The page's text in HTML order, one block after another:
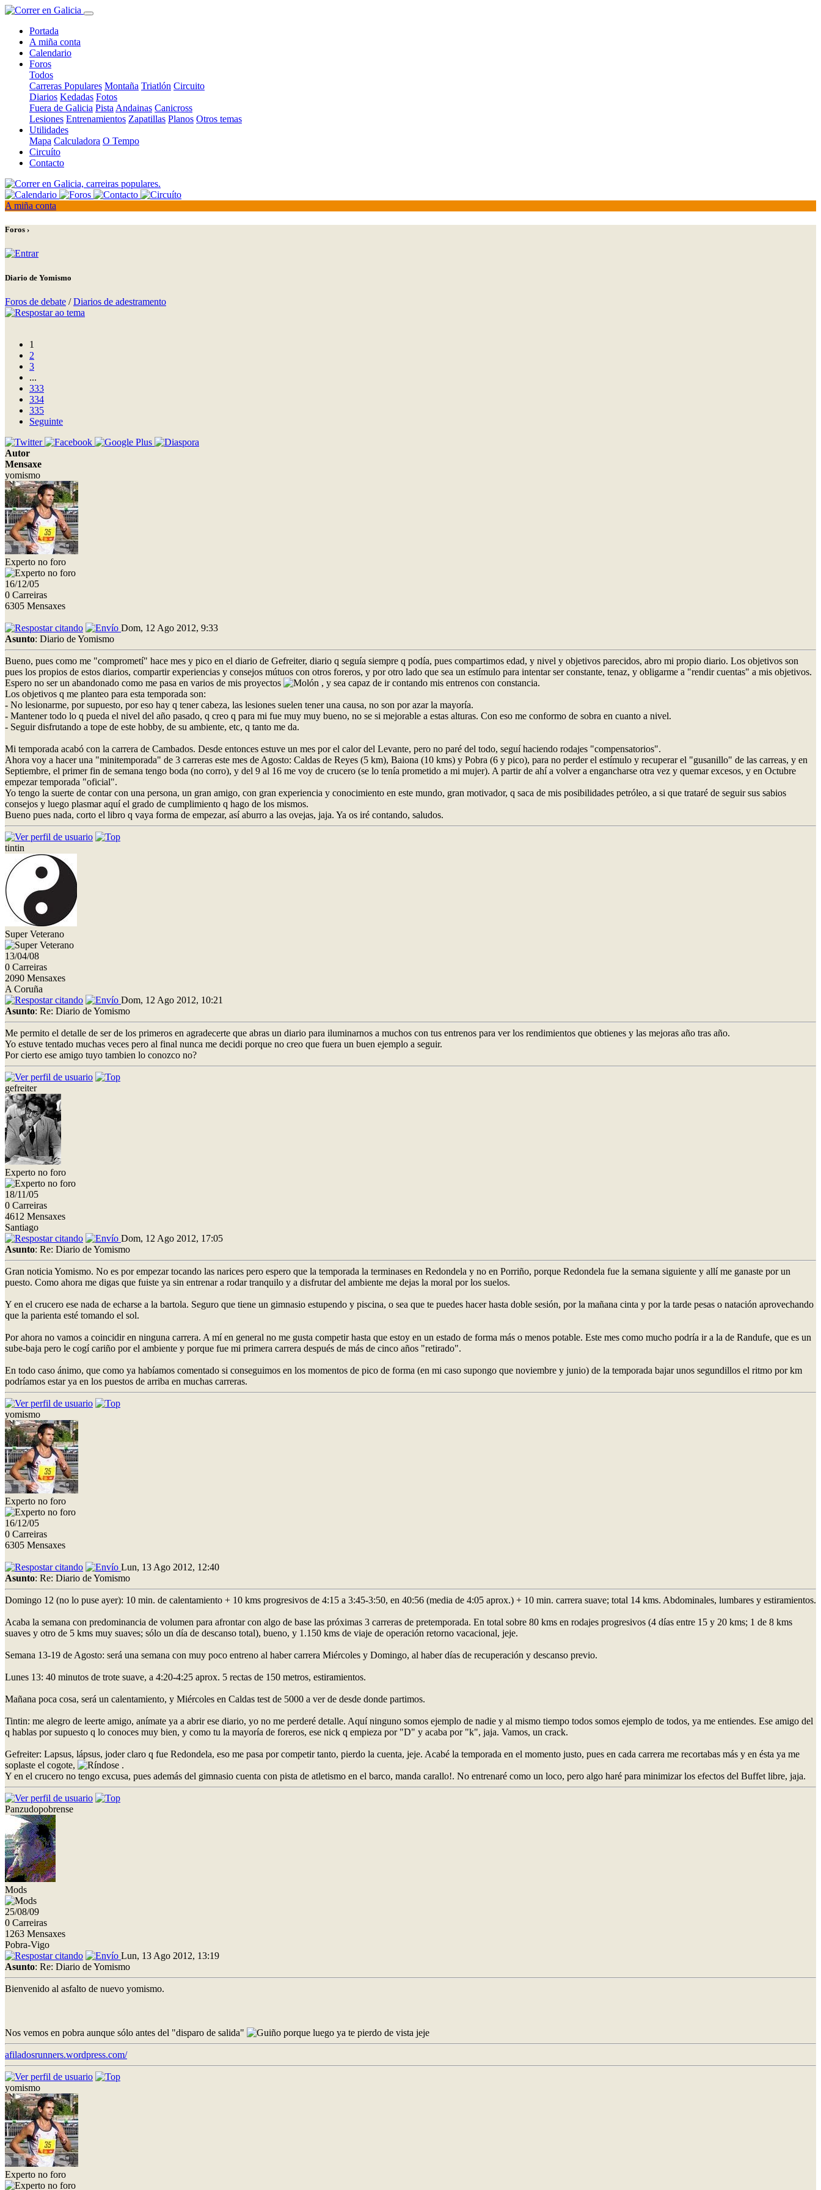
Portada
A miña conta
Calendario
Foros
Todos
Carreras Populares Montaña Triatlón Circuito
Diarios Kedadas Fotos
Fuera de Galicia Pista Andainas Canicross
Lesiones Entrenamientos Zapatillas Planos Otros temas
Utilidades
Mapa Calculadora O Tempo
Circuíto
Contacto
A miña conta
Foros ›
Diario de Yomismo
Foros de debate /Diarios de adestramento
1
2
3
...
333
334
335
Seguinte
Autor
Mensaxe
yomismo
Experto no foro
16/12/05
0 Carreiras
6305 Mensaxes
Dom, 12 Ago 2012, 9:33
Asunto: Diario de Yomismo
Bueno, pues como me "comprometí" hace mes y pico en el diario de Gefreiter, diario q seguía siempre q podía, pues compartimos edad, y nivel y objetivos parecidos, abro mi propio diario. Los objetivos son
pues los propios de estos diarios, compartir experiencias y consejos mútuos con otros foreros, y por otro lado que sea un estímulo para intentar ser constante, tenaz, y obligarme a "rendir cuentas" a mis objetivos.
Espero no ser un abandonado como me pasa en varios de mis proyectos
, y sea capaz de ir contando mis entrenos con constancia.
Los objetivos q me planteo para esta temporada son:
- No lesionarme, por supuesto, por eso hay q tener cabeza, las lesiones suelen tener una causa, no son por azar la mayoría.
- Mantener todo lo q pueda el nivel del año pasado, q creo q para mi fue muy muy bueno, no se si mejorable a estas alturas. Con eso me conformo de sobra en cuanto a nivel.
- Seguir disfrutando a tope de este hobby, de su ambiente, etc, q tanto me da.
Mi temporada acabó con la carrera de Cambados. Desde entonces estuve un mes por el calor del Levante, pero no paré del todo, seguí haciendo rodajes "compensatorios".
Ahora voy a hacer una "minitemporada" de 3 carreras este mes de Agosto: Caldas de Reyes (5 km), Baiona (10 kms) y Pobra (6 y pico), para no perder el estímulo y recuperar el "gusanillo" de las carreas, y en
Septiembre, el primer fin de semana tengo boda (no corro), y del 9 al 16 me voy de crucero (se lo tenía prometido a mi mujer). A partir de ahí a volver a engancharse otra vez y quemar excesos, y en Octubre
empezar temporada "oficial".
Yo tengo la suerte de contar con una persona, un gran amigo, con gran experiencia y conocimiento en este mundo, gran motivador, q saca de mis posibilidades petróleo, a si que trataré de seguir sus sabios
consejos y luego plasmar aquí el grado de cumplimiento q hago de los mismos.
Bueno pues nada, corto el libro q vaya forma de empezar, así aburro a las ovejas, jaja. Ya os iré contando, saludos.
tintin
Super Veterano
13/04/08
0 Carreiras
2090 Mensaxes
A Coruña
Dom, 12 Ago 2012, 10:21
Asunto: Re: Diario de Yomismo
Me permito el detalle de ser de los primeros en agradecerte que abras un diario para iluminarnos a muchos con tus entrenos para ver los rendimientos que obtienes y las mejoras año tras año.
Yo estuve tentado muchas veces pero al final nunca me decidi porque no creo que fuera un buen ejemplo a seguir.
Por cierto ese amigo tuyo tambien lo conozco no?
gefreiter
Experto no foro
18/11/05
0 Carreiras
4612 Mensaxes
Santiago
Dom, 12 Ago 2012, 17:05
Asunto: Re: Diario de Yomismo
Gran noticia Yomismo. No es por empezar tocando las narices pero espero que la temporada la terminases en Redondela y no en Porriño, porque Redondela fue la semana siguiente y allí me ganaste por un
puesto. Como ahora me digas que fuiste ya sin entrenar a rodar tranquilo y a disfrutar del ambiente me dejas la moral por los suelos.
Y en el crucero ese nada de echarse a la bartola. Seguro que tiene un gimnasio estupendo y piscina, o sea que te puedes hacer hasta doble sesión, por la mañana cinta y por la tarde pesas o natación aprovechando
que la parienta esté tomando el sol.
Por ahora no vamos a coincidir en ninguna carrera. A mí en general no me gusta competir hasta que estoy en un estado de forma más o menos potable. Este mes como mucho podría ir a la de Randufe, que es un
sube-baja pero le cogí cariño por el ambiente y porque fue mi primera carrera después de más de cinco años "retirado".
En todo caso ánimo, que como ya habíamos comentado si conseguimos en los momentos de pico de forma (en mi caso supongo que noviembre y junio) de la temporada bajar unos segundillos el ritmo por km
podríamos estar ya en los puestos de arriba en muchas carreras.
yomismo
Experto no foro
16/12/05
0 Carreiras
6305 Mensaxes
Lun, 13 Ago 2012, 12:40
Asunto: Re: Diario de Yomismo
Domingo 12 (no lo puse ayer): 10 min. de calentamiento + 10 kms progresivos de 4:15 a 3:45-3:50, en 40:56 (media de 4:05 aprox.) + 10 min. carrera suave; total 14 kms. Abdominales, lumbares y estiramientos.
Acaba la semana con predominancia de volumen para afrontar con algo de base las próximas 3 carreras de pretemporada. En total sobre 80 kms en rodajes progresivos (4 días entre 15 y 20 kms; 1 de 8 kms
suaves y otro de 5 kms muy suaves; sólo un día de descanso total), bueno, y 1.150 kms de viaje de operación retorno vacacional, jeje.
Semana 13-19 de Agosto: será una semana con muy poco entreno al haber carrera Miércoles y Domingo, al haber días de recuperación y descanso previo.
Lunes 13: 40 minutos de trote suave, a 4:20-4:25 aprox. 5 rectas de 150 metros, estiramientos.
Mañana poca cosa, será un calentamiento, y Miércoles en Caldas test de 5000 a ver de desde donde partimos.
Tintin: me alegro de leerte amigo, anímate ya a abrir ese diario, yo no me perderé detalle. Aquí ninguno somos ejemplo de nadie y al mismo tiempo todos somos ejemplo de todos, ya me entiendes. Ese amigo del
q hablas por supuesto q lo conoces muy bien, y como tu la mayoría de foreros, ese nick q empieza por "D" y acaba por "k", jaja. Vamos, un crack.
Gefreiter: Lapsus, lápsus, joder claro q fue Redondela, eso me pasa por competir tanto, pierdo la cuenta, jeje. Acabé la temporada en el momento justo, pues en cada carrera me recortabas más y en ésta ya me
soplaste el cogote,
.
Y en el crucero no tengo excusa, pues además del gimnasio cuenta con pista de atletismo en el barco, manda carallo!. No entrenaré como un loco, pero algo haré para minimizar los efectos del Buffet libre, jaja.
Panzudopobrense
Mods
25/08/09
0 Carreiras
1263 Mensaxes
Pobra-Vigo
Lun, 13 Ago 2012, 13:19
Asunto: Re: Diario de Yomismo
Bienvenido al asfalto de nuevo yomismo.
Nos vemos en pobra aunque sólo antes del "disparo de salida" porque luego ya te pierdo de vista jeje
afiladosrunners.wordpress.com/
yomismo
Experto no foro